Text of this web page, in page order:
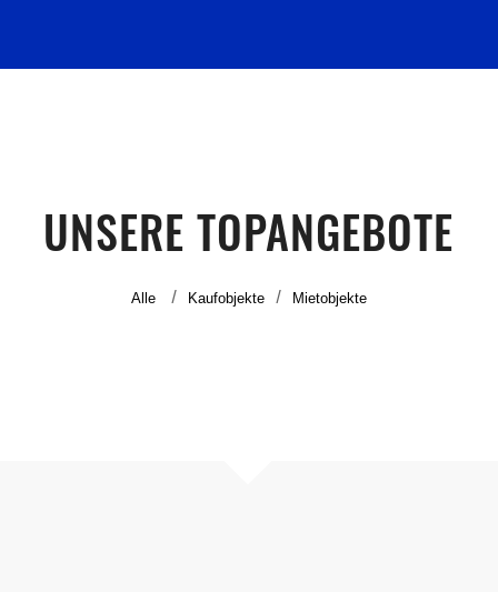
UNSERE TOPANGEBOTE
Alle Kaufobjekte Mietobjekte